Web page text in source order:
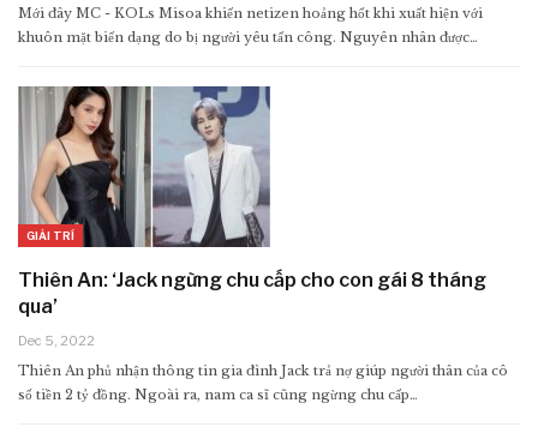
Mới đây MC - KOLs Misoa khiến netizen hoảng hốt khi xuất hiện với
khuôn mặt biến dạng do bị người yêu tấn công. Nguyên nhân được…
GIẢI TRÍ
Thiên An: ‘Jack ngừng chu cấp cho con gái 8 tháng
qua’
Dec 5, 2022
Thiên An phủ nhận thông tin gia đình Jack trả nợ giúp người thân của cô
số tiền 2 tỷ đồng. Ngoài ra, nam ca sĩ cũng ngừng chu cấp…